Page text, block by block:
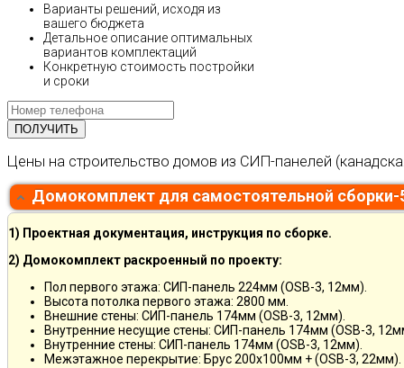
Варианты решений, исходя из
вашего бюджета
Детальное описание оптимальных
вариантов комплектаций
Конкретную стоимость постройки
и сроки
Цены на строительство домов из СИП-панелей
Домокомплект для самостоятельной
1) Проектная документация, инструкция по сборке.
2) Домокомплект раскроенный по проекту:
Пол первого этажа: СИП-панель 224мм (OSB-3, 12мм).
Высота потолка первого этажа: 2800 мм.
Внешние стены: СИП-панель 174мм (OSB-3, 12мм).
Внутренние несущие стены: СИП-панель 174мм (OSB-3,
Внутренние стены: СИП-панель 174мм (OSB-3, 12мм).
Межэтажное перекрытие: Брус 200х100мм + (OSB-3, 22мм).